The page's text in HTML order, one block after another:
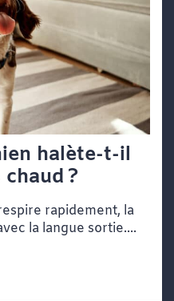
halète-t-il
chaud ?
rapidement, la
la langue sortie....